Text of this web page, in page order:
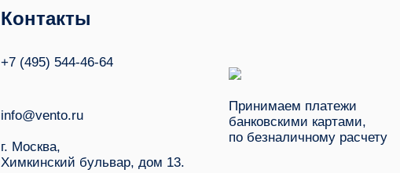
Контакты
+7 (495) 544-46-64
info@vento.ru
г. Москва,
Химкинский бульвар, дом 13.
Принимаем платежи
банковскими картами,
по безналичному расчету